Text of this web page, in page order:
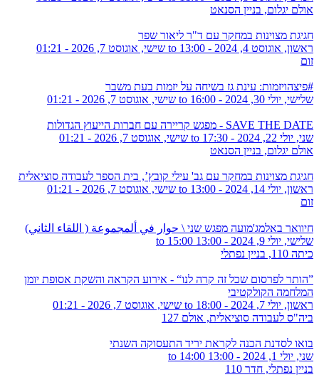
אולם יגלום, בניין הסנאט
חגיגת מצוינות במחקר עם ד"ר ליאור שפר
ראשון, אוגוסט 4, 2024 - 13:00
שישי, אוגוסט 7, 2026 - 01:21
זום
#פיצהויזמות: עינת גז בשיחה על יזמות בעת משבר
שלישי, יולי 30, 2024 - 16:00
שישי, אוגוסט 7, 2026 - 01:21
SAVE THE DATE - מפגש קריירה עם חברות הייעוץ הגדולות
שני, יולי 22, 2024 - 17:30
שישי, אוגוסט 7, 2026 - 01:21
אולם יגלום, בניין הסנאט
חגיגת מצוינות במחקר עם גב' עילי קובץ’, בית הספר לעבודה סוציאלית
ראשון, יולי 14, 2024 - 13:00
שישי, אוגוסט 7, 2026 - 01:21
זום
חיוואר באלמג'מועה מפגש שני \ حوار في ألمجموعة ( اللقاء الثاني)
שלישי, יולי 9, 2024 -
13:00
15:00
כיתה 110, בניין נפתלי
”הותר לפרסום שכל זה קרה לנו“ - אירוע הקראה והשקת אסופת יומן
המלחמה הקולקטיבי
ראשון, יולי 7, 2024 - 18:00
שישי, אוגוסט 7, 2026 - 01:21
ביה"ס לעבודה סוציאלית, אולם 127
בואו לסדנת הכנה לקראת יריד התעסוקה השנתי
שני, יולי 1, 2024 -
13:00
14:00
בניין נפתלי, חדר 110